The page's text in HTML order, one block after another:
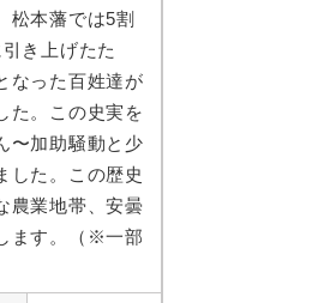
松本藩では5割
き上げたた
なった百姓達が
た。この史実を
〜加助騒動と少
した。この歴史
農業地帯、安曇
ます。（※一部